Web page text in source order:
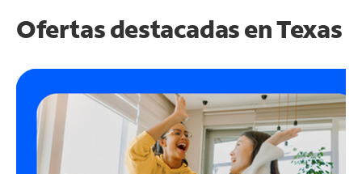
Ofertas destacadas enTexas